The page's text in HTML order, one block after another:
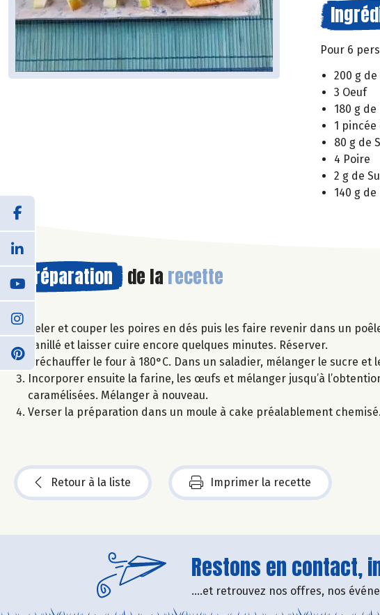
Pour 6
200 g de
3 Oeuf
180 g de
1
80 g de
4 Poire
2 g de
140 g
Préparation de la recette
Peler et couper les poires en dés puis les faire revenir dans un
vanillé et laisser cuire encore quelques minutes. Réserver.
Préchauffer le four à 180°C. Dans un saladier, mélanger le sucre et
Incorporer ensuite la farine, les œufs et mélanger jusqu’à
caramélisées. Mélanger à nouveau.
Verser la préparation dans un moule à cake préalablement
Retour à la liste Imprimer la recette
Restons en contact,
....et retrouvez nos offres, nos